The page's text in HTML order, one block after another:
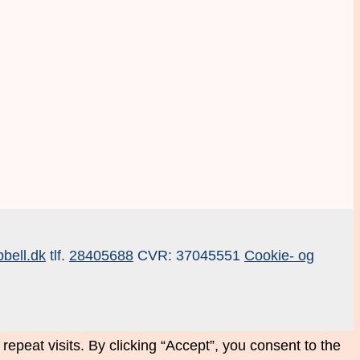
tlf. 28405688 CVR: 37045551 Cookie- og
visits. By clicking “Accept”, you consent to the